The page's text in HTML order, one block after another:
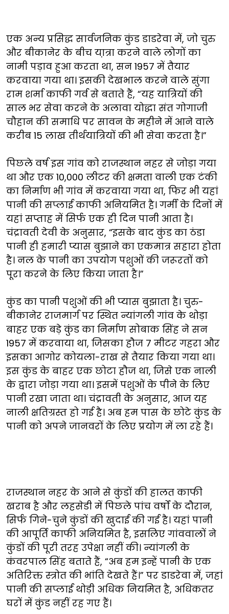
एक अन्य प्रसिद्ध सार्वजनिक कुंड डाडरेवा में, जो चुरु
और बीकानेर के बीच या़त्रा करने वाले लोगों का
नामी पड़ाव हुआ करता था, सन 1957 में तैयार
करवाया गया था। इसकी देखभाल करने वाले सुंगा
राम शर्मा काफी गर्व से बताते हैं, “यह यात्रियों की
साल भर सेवा करने के अलावा योद्धा संत गोगाजी
चौहान की समाधि पर सावन के महीने में आने वाले
करीब 15 लाख तीर्थयात्रियों की भी सेवा करता है।”
पिछले वर्ष इस गांव को राजस्थान नहर से जोड़ा गया
था और एक 10,000 लीटर की क्षमता वाली एक टंकी
का निर्माण भी गांव में करवाया गया था, फिर भी यहां
पानी की सप्लाई काफी अनियमित है। गर्मी के दिनों में
यहां सप्ताह में सिर्फ एक ही दिन पानी आता है।
चंद्रावती देवी के अनुसार, “इसके बाद कुंड का ठंडा
पानी ही हमारी प्यास बुझाने का एकमात्र सहारा होता
है। नल के पानी का उपयोग पशुओं की जरूरतों को
पूरा करने के लिए किया जाता है।”
कुंड का पानी पशुओं की भी प्यास बुझाता है। चुरु-
बीकानेर राजमार्ग पर स्थित न्यांगली गांव के थोड़ा
बाहर एक बड़े कुंड का निर्माण सोबाक सिंह ने सन
1957 में करवाया था, जिसका हौज 7 मीटर गहरा और
इसका आगोर कोयला-राख से तैयार किया गया था।
इस कुंड के बाहर एक छोटा हौज था, जिसे एक नाली
के द्वारा जोड़ा गया था। इसमें पशुओं के पीने के लिए
पानी रखा जाता था। चंद्रावती के अनुसार, आज यह
नाली क्षतिग्रस्त हो गई है। अब हम पास के छोटे कुंड के
पानी को अपने जानवरों के लिए प्रयोग में ला रहे हैं।
राजस्थान नहर के आने से कुंडों की हालत काफी
खराब है और लहसेडी में पिछले पांच वर्षों के दौरान,
सिर्फ गिने-चुने कुंडों की खुदाई की गई है। यहां पानी
की आपूर्ति काफी अनियमित है, इसलिए गांववालों ने
कुंडों की पूरी तरह उपेक्षा नहीं की। न्यांगली के
कंवरपाल सिंह बताते हैं, “अब हम इन्हें पानी के एक
अतिरिक्त स्त्रोत की भांति देखते हैं।” पर डाडरेवा में, जहां
पानी की सप्लाई थोड़ी अधिक नियमित है, अधिकतर
घरों में कुंड नहीं रह गए हैं।